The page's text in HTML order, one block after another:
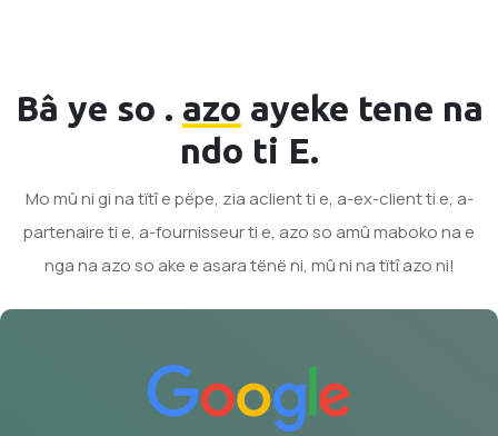
Bâ ye so . azo ayeke tene na
ndo ti E.
Mo mû ni gi na tïtî e pëpe, zia aclient ti e, a-ex-client ti e, a-
partenaire ti e, a-fournisseur ti e, azo so amû maboko na e
nga na azo so ake e asara tënë ni, mû ni na tïtî azo ni!